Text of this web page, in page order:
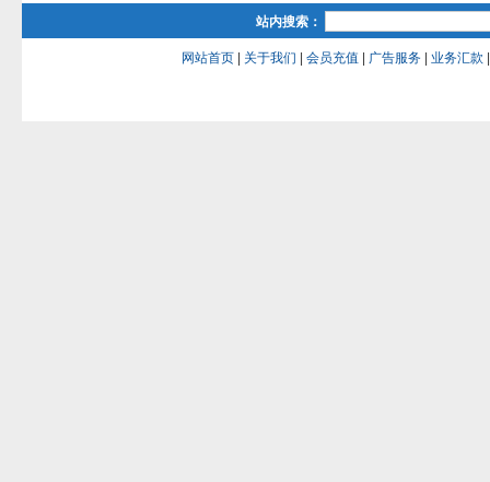
站内搜索：
网站首页 关于我们 会员充值 广告服务 业务汇款